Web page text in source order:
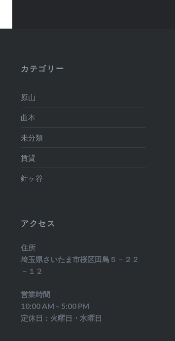
カテゴリー
原山
曲本
未分類
賃貸
針ヶ谷
アクセス
住所
埼玉県さいたま市桜区田島５－２２
－１２
営業時間
10:00 AM – 5:00 PM
定休日：火曜日・水曜日